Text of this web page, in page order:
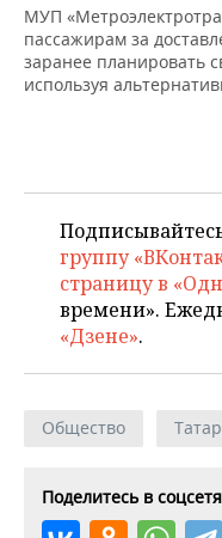
МУП
пассажирам за
заранее планировать
используя
группу
страницу в
времени».
«Дзене».
Общество
Поделитесь в